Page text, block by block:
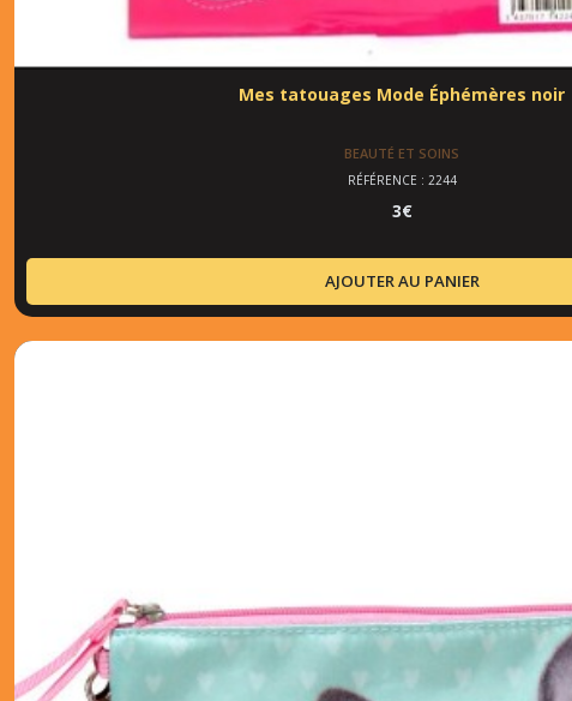
Mes tatouages Mode Éphémères noir
BEAUTÉ ET SOINS
RÉFÉRENCE : 2244
3€
AJOUTER AU PANIER